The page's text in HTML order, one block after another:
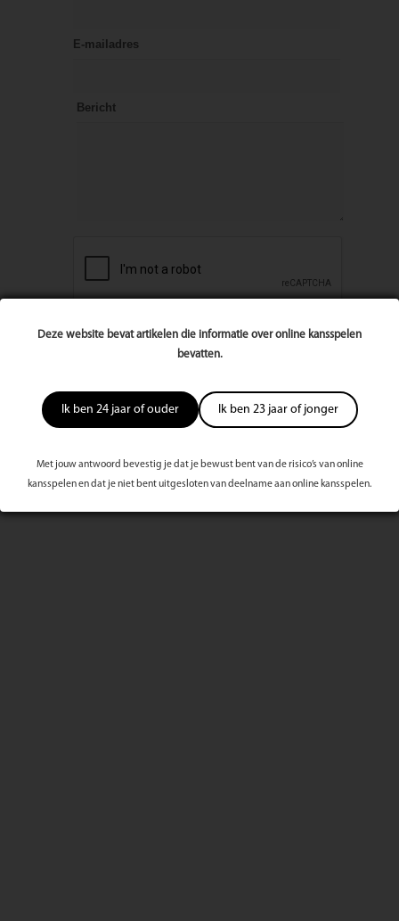
Deze website bevat artikelen die informatie over online kansspelen
bevatten.
Ik ben 24 jaar of ouder Ik ben 23 jaar of jonger
Met jouw antwoord bevestig je dat je bewust bent van de risico’s van online
kansspelen en dat je niet bent uitgesloten van deelname aan online kansspelen.
E-mailadres
Bericht
Meest bekeken dit kwartaal